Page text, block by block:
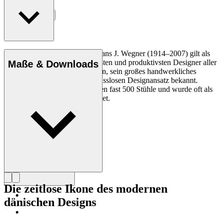
Entdecke mehr
Der dänische Möbeldesigner Hans J. Wegner (1914–2007) gilt als
einer der kreativsten, innovativsten und produktivsten Designer aller
Zeiten und ist für seine Präzision, sein großes handwerkliches
Geschick und seinen kompromisslosen Designansatz bekannt.
Wegner entwarf in seinem Leben fast 500 Stühle und wurde oft als
der Meister des Stuhls bezeichnet.
Profil Hans J. Wegner
Maße & Downloads
Die zeitlose Ikone des modernen
dänischen Designs